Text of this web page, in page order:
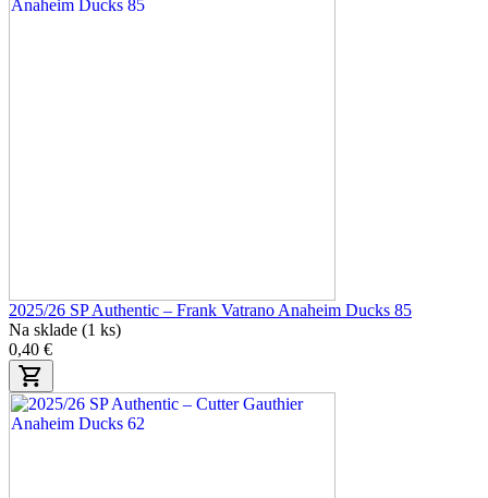
2025/26 SP Authentic – Frank Vatrano Anaheim Ducks 85
Na sklade (1 ks)
0,40 €